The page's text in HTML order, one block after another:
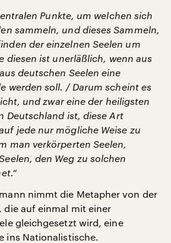
Punkte, um welchen sich
sammeln, und dieses Sammeln,
der einzelnen Seelen um
diesen ist unerläßlich, wenn aus
deutschen Seelen eine
werden soll. / Darum scheint es
und zwar eine der heiligsten
Deutschland ist, diese Art
jede nur mögliche Weise zu
man verkörperten Seelen,
den Weg zu solchen
nimmt die Metapher von der
die auf einmal mit einer
gleichgesetzt wird, eine
ins Nationalistische.